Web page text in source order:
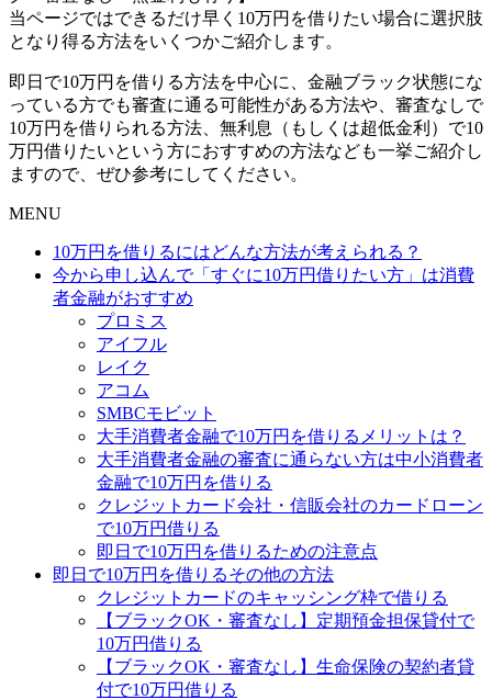
当ページではできるだけ早く10万円を借りたい場合に選択肢
となり得る方法をいくつかご紹介します。
即日で10万円を借りる方法を中心に、金融ブラック状態にな
っている方でも審査に通る可能性がある方法や、審査なしで
10万円を借りられる方法、無利息（もしくは超低金利）で10
万円借りたいという方におすすめの方法なども一挙ご紹介し
ますので、ぜひ参考にしてください。
MENU
10万円を借りるにはどんな方法が考えられる？
今から申し込んで「すぐに10万円借りたい方」は消費
者金融がおすすめ
プロミス
アイフル
レイク
アコム
SMBCモビット
大手消費者金融で10万円を借りるメリットは？
大手消費者金融の審査に通らない方は中小消費者
金融で10万円を借りる
クレジットカード会社・信販会社のカードローン
で10万円借りる
即日で10万円を借りるための注意点
即日で10万円を借りるその他の方法
クレジットカードのキャッシング枠で借りる
【ブラックOK・審査なし】定期預金担保貸付で
10万円借りる
【ブラックOK・審査なし】生命保険の契約者貸
付で10万円借りる